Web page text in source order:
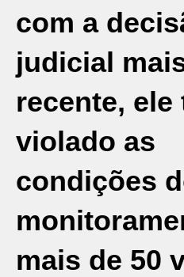
com a
judicial
recente, ele
violado as
condições
mais de 50